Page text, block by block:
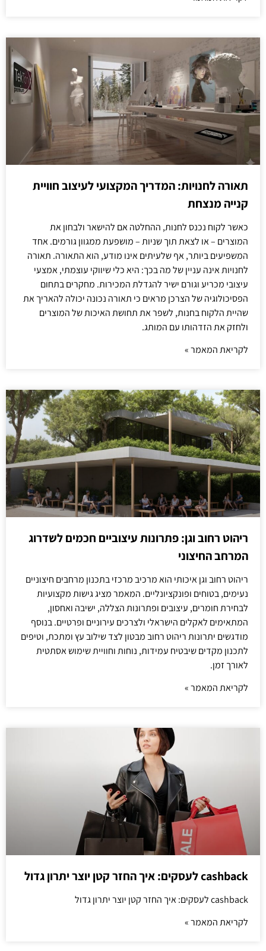
תאורה לחנויות: המדריך המקצועי לעיצוב חוויית
קנייה מנצחת
כאשר לקוח נכנס לחנות, ההחלטה אם להישאר ולבחון את
המוצרים – או לצאת תוך שניות – מושפעת ממגוון גורמים. אחד
המשפיעים ביותר, אף שלעיתים אינו מודע, הוא התאורה. תאורה
לחנויות אינה עניין של מה בכך: היא כלי שיווקי עוצמתי, אמצעי
עיצובי מכריע וגורם ישיר להגדלת המכירות. מחקרים בתחום
הפסיכולוגיה של הצרכן מראים כי תאורה נכונה יכולה להאריך את
שהיית הלקוח בחנות, לשפר את תחושת האיכות של המוצרים
ולחזק את הזדהותו עם המותג.
לקריאת המאמר »
ריהוט רחוב וגן: פתרונות עיצוביים חכמים לשדרוג
המרחב החיצוני
ריהוט רחוב וגן איכותי הוא מרכיב מרכזי בתכנון מרחבים חיצוניים
נעימים, בטוחים ופונקציונליים. המאמר מציג גישות מקצועיות
לבחירת חומרים, עיצובים ופתרונות הצללה, ישיבה ואחסון,
המתאימים לאקלים הישראלי ולצרכים עירוניים ופרטיים. בנוסף
מודגשים יתרונות ריהוט רחוב מבטון לצד שילוב עץ ומתכת, וטיפים
לתכנון מקדים שיבטיח עמידות, נוחות וחוויית שימוש אסתטית
לאורך זמן.
לקריאת המאמר »
cashback לעסקים: איך החזר קטן יוצר יתרון גדול
cashback לעסקים: איך החזר קטן יוצר יתרון גדול
לקריאת המאמר »